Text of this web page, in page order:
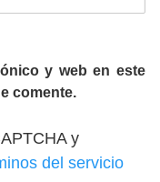
y web en este
comente.
y
del servicio